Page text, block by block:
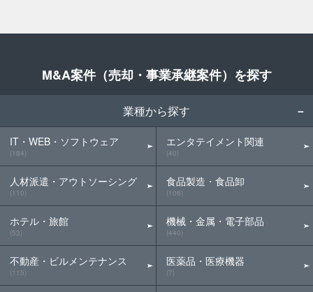
M&A案件（売却・事業承継案件）を探す
業種から探す
IT・WEB・ソフトウェア
(184)
人材派遣・アウトソーシング
(110)
ホテル・旅館
(53)
不動産・ビルメンテナンス
(115)
エンタテイメント関連
(40)
食品製造・食品卸
(106)
機械・金属・電子部品
(440)
医薬品・医療機器
(7)